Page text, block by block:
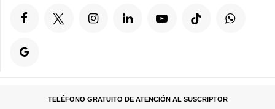
TELÉFONO GRATUITO DE ATENCIÓN AL SUSCRIPTOR